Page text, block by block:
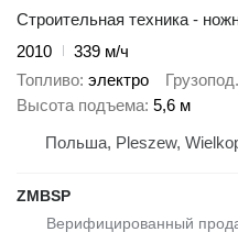
Строительная техника -
2010
339 м/ч
Топливо электро Грузопод.
Высота подъема 5,6 м
Польша, Pleszew,
ZMBSP